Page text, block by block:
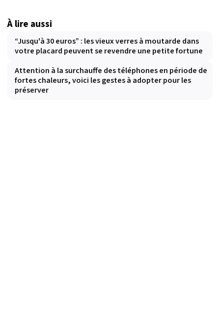
À lire aussi
“Jusqu'à 30 euros” : les vieux verres à moutarde dans
votre placard peuvent se revendre une petite fortune
Attention à la surchauffe des téléphones en période de
fortes chaleurs, voici les gestes à adopter pour les
préserver